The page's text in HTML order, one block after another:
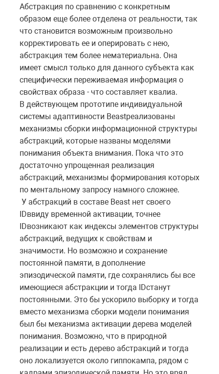
Абстракция по сравнению с конкретным
образом еще более отделена от реальности, так
что становится возможным произвольно
корректировать ее и оперировать с нею,
абстракция тем более нематериальна. Она
имеет смысл только для данного субъекта как
специфически переживаемая информация о
свойствах образа - что составляет квалиа.
В действующем прототипе индивидуальной
системы адаптивности Beastреализованы
механизмы сборки информационной структуры
абстракций, которые названы моделями
понимания объекта внимания. Пока что это
достаточно упрощенная реализация
абстракций, механизмы формирования которых
по ментальному запросу намного сложнее.
У абстракций в составе Beast нет своего
IDввиду временной активации, точнее
IDвозникают как индексы элементов структуры
абстракций, ведущих к свойствам и
значимости. Но возможно и сохранение
постоянной памяти, в дополнение
эпизодической памяти, где сохранялись бы все
имеющиеся абстракции и тогда IDстанут
постоянными. Это бы ускорило выборку и тогда
вместо механизма сборки модели понимания
был бы механизма активации дерева моделей
понимания. Возможно, что в природной
реализации и есть дерево абстракций и тогда
оно локализуется около гиппокампа, рядом с